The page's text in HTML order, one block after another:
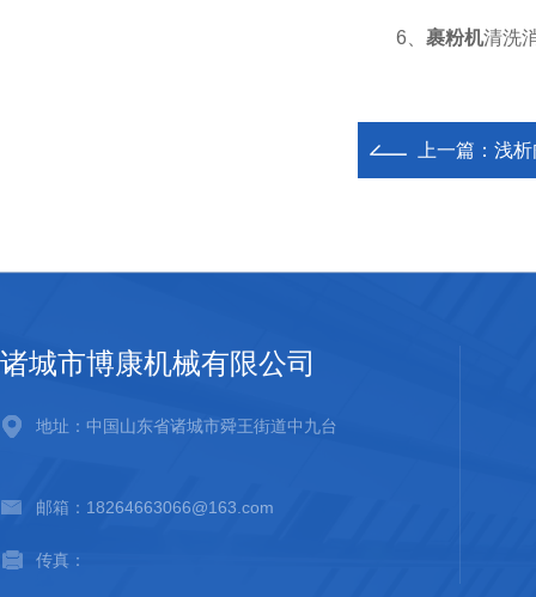
6、 裹粉机清洗
上一篇： 浅
诸城市博康机械有限公司
地址：中国山东省诸城市舜王街道中九台
邮箱：18264663066@163.com
传真：